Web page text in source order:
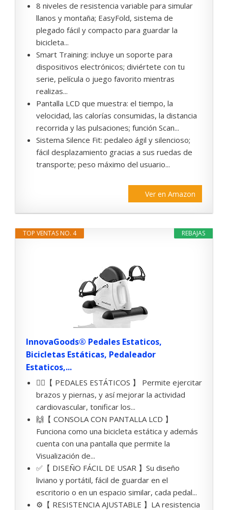
8 niveles de resistencia variable para simular
llanos y montaña; EasyFold, sistema de
plegado fácil y compacto para guardar la
bicicleta...
Smart Training: incluye un soporte para
dispositivos electrónicos; diviértete con tu
serie, película o juego favorito mientras
realizas...
Pantalla LCD que muestra: el tiempo, la
velocidad, las calorías consumidas, la distancia
recorrida y las pulsaciones; función Scan...
Sistema Silence Fit: pedaleo ágil y silencioso;
fácil desplazamiento gracias a sus ruedas de
transporte; peso máximo del usuario...
Ver en Amazon
REBAJAS
TOP VENTAS NO. 4
InnovaGoods® Pedales Estaticos,
Bicicletas Estáticas, Pedaleador
Estaticos,...
🚴‍♀️【 PEDALES ESTÁTICOS 】 Permite ejercitar
brazos y piernas, y así mejorar la actividad
cardiovascular, tonificar los...
🙌【 CONSOLA CON PANTALLA LCD 】
Funciona como una bicicleta estática y además
cuenta con una pantalla que permite la
Visualización de...
✅【 DISEÑO FÁCIL DE USAR 】Su diseño
liviano y portátil, fácil de guardar en el
escritorio o en un espacio similar, cada pedal...
⚙️【 RESISTENCIA AJUSTABLE 】LA resistencia